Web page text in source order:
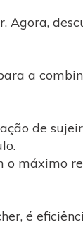
Agora,
a
de
o máximo
é